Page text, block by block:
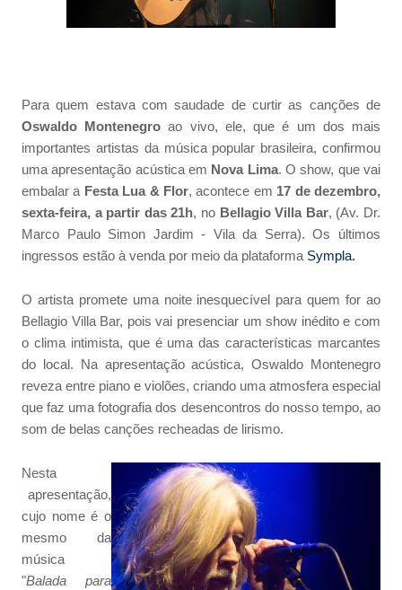
Para quem estava com saudade de curtir as canções de
Oswaldo Montenegro ao vivo, ele, que é um dos mais
importantes artistas da música popular brasileira, confirmou
uma apresentação acústica em Nova Lima. O show, que vai
embalar a Festa Lua & Flor, acontece em 17 de dezembro,
sexta-feira, a partir das 21h, no Bellagio Villa Bar, (Av. Dr.
Marco Paulo Simon Jardim - Vila da Serra). Os últimos
ingressos estão à venda por meio da plataforma Sympla.
O artista promete uma noite inesquecível para quem for ao
Bellagio Villa Bar, pois vai presenciar um show inédito e com
o clima intimista, que é uma das características marcantes
do local. Na apresentação acústica, Oswaldo Montenegro
reveza entre piano e violões, criando uma atmosfera especial
que faz uma fotografia dos desencontros do nosso tempo, ao
som de belas canções recheadas de lirismo.
Nesta
apresentação,
cujo nome é o
mesmo da
música
"Balada para